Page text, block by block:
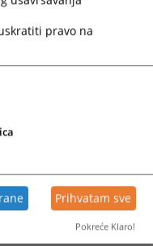
pravo na
Prihvatam sve
Pokreće Klaro!